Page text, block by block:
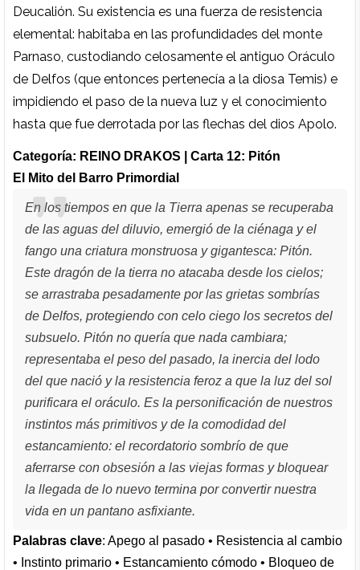
Deucalión. Su existencia es una fuerza de resistencia
elemental: habitaba en las profundidades del monte
Parnaso, custodiando celosamente el antiguo Oráculo
de Delfos (que entonces pertenecía a la diosa Temis) e
impidiendo el paso de la nueva luz y el conocimiento
hasta que fue derrotada por las flechas del dios Apolo.
Categoría: REINO DRAKOS | Carta 12: Pitón
El Mito del Barro Primordial
En los tiempos en que la Tierra apenas se recuperaba
de las aguas del diluvio, emergió de la ciénaga y el
fango una criatura monstruosa y gigantesca: Pitón.
Este dragón de la tierra no atacaba desde los cielos;
se arrastraba pesadamente por las grietas sombrías
de Delfos, protegiendo con celo ciego los secretos del
subsuelo. Pitón no quería que nada cambiara;
representaba el peso del pasado, la inercia del lodo
del que nació y la resistencia feroz a que la luz del sol
purificara el oráculo. Es la personificación de nuestros
instintos más primitivos y de la comodidad del
estancamiento: el recordatorio sombrío de que
aferrarse con obsesión a las viejas formas y bloquear
la llegada de lo nuevo termina por convertir nuestra
vida en un pantano asfixiante.
Palabras clave: Apego al pasado • Resistencia al cambio
• Instinto primario • Estancamiento cómodo • Bloqueo de